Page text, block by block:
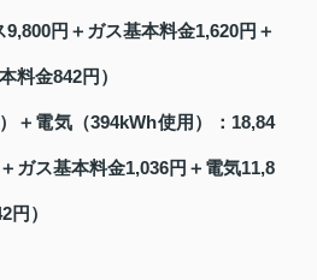
円＋ガス基本料金1,620円＋
料金842円）
＋電気（394kWh使用）：18,84
ガス基本料金1,036円＋電気11,8
）